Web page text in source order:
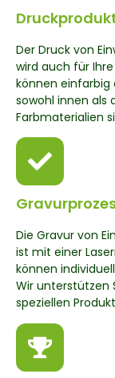
Der Druck von
wird auch für
können einfarbig
sowohl innen als
Farbmaterialien
Die Gravur von
ist mit einer
können
Wir unterstützen
speziellen